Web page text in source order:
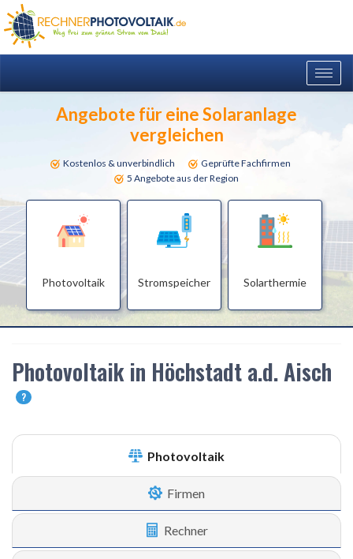
Angebote für eine Solaranlage
vergleichen
Kostenlos & unverbindlich
Geprüfte Fachfirmen
5 Angebote aus der Region
Photovoltaik Stromspeicher Solarthermie
Photovoltaik in Höchstadt a.d. Aisch
?
Photovoltaik
Firmen
Rechner